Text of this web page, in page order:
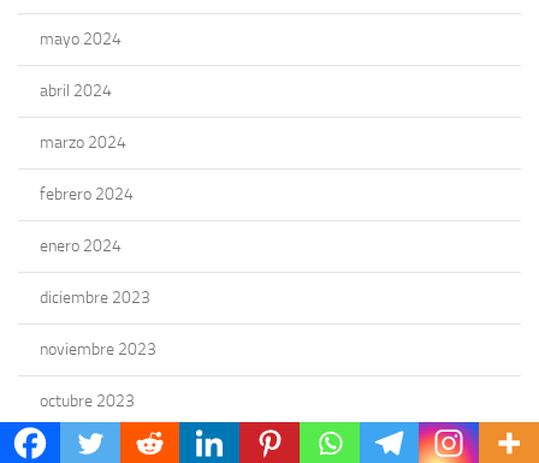
mayo 2024
abril 2024
marzo 2024
febrero 2024
enero 2024
diciembre 2023
noviembre 2023
octubre 2023
septiembre 2023